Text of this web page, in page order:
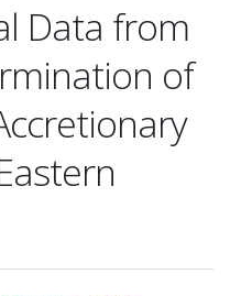
Data from
of